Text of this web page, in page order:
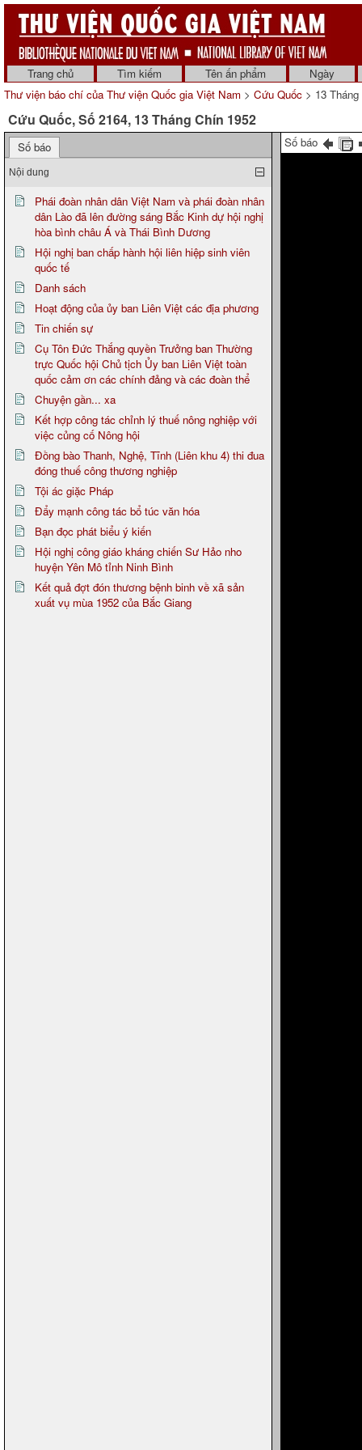
Trang chủ Tìm kiếm Tên ấn phẩm
Ngày
Thư viện báo chí của Thư viện Quốc gia Việt Nam > Cứu Quốc > 13
Cứu Quốc, Số 2164, 13 Tháng Chín 1952
Số báo
Nội dung
Phái đoàn nhân dân Việt Nam và phái đoàn nhân
dân Lào đã lên đường sáng Bắc Kinh dự hội nghị
hòa bình châu Á và Thái Bình Dương
Hội nghị ban chấp hành hội liên hiệp sinh viên
quốc tế
Danh sách
Hoạt động của ủy ban Liên Việt các địa phương
Tin chiến sự
Cụ Tôn Đức Thắng quyền Trưởng ban Thường
trực Quốc hội Chủ tịch Ủy ban Liên Việt toàn
quốc cảm ơn các chính đảng và các đoàn thể
Chuyện gần... xa
Kết hợp công tác chỉnh lý thuế nông nghiệp với
việc củng cố Nông hội
Đồng bào Thanh, Nghệ, Tĩnh (Liên khu 4) thi đua
đóng thuế công thương nghiệp
Tội ác giặc Pháp
Đẩy mạnh công tác bổ túc văn hóa
Bạn đọc phát biểu ý kiến
Hội nghị công giáo kháng chiến Sư Hảo nho
huyện Yên Mô tỉnh Ninh Bình
Kết quả đợt đón thương bệnh binh về xã sản
xuất vụ mùa 1952 của Bắc Giang
Số báo